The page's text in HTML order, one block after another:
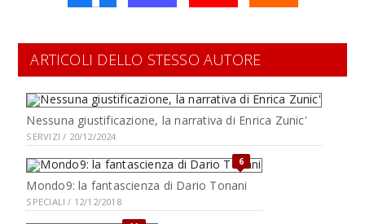
ARTICOLI DELLO STESSO AUTORE
Nessuna giustificazione, la narrativa di Enrica Zunic'
SERVIZI / 20/12/2024
6
Mondo9: la fantascienza di Dario Tonani
SPECIALI / 12/12/2018